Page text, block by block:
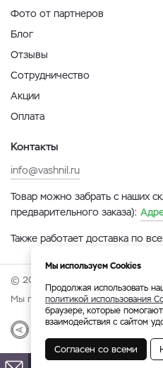
Фото от партнеров
Блог
Отзывы
Сотрудничество
Акции
Оплата
Контакты
info@vashnil.ru
Товар можно забрать с наших
предварительного заказа):
Также работает доставка по
© 2026 Онлайн-ярмарка
Мы принимаем:
Разработка Веб-аналитика
Мы используем Cookies
Продолжая использовать
политикой использования
браузере, которые
взаимодействия с сайтом
Согласен со всеми